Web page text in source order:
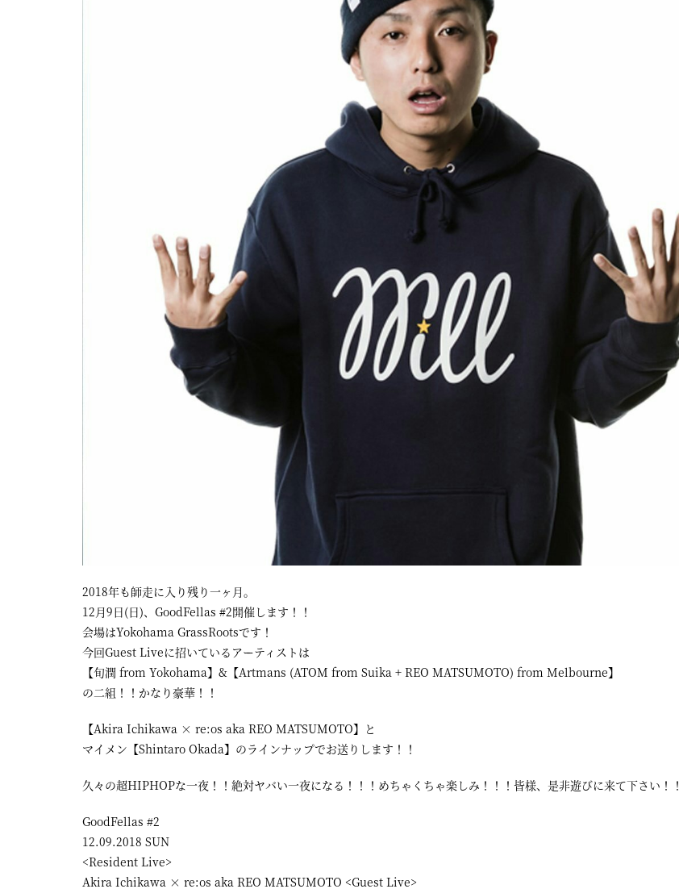
2018年も師走に入り残り一ヶ月。
12月9日(日)、GoodFellas #2開催します！！
会場はYokohama GrassRootsです！
今回Guest Liveに招いているアーティストは
【旬潤 from Yokohama】&【Artmans (ATOM from Suika + REO MATSUMOTO) from Melbourne】
の二組！！かなり豪華！！
【Akira Ichikawa × re:os aka REO MATSUMOTO】と
マイメン【Shintaro Okada】のラインナップでお送りします！！
久々の超HIPHOPな一夜！！絶対ヤバい一夜になる！！！めちゃくちゃ楽しみ！！！皆様、是非遊びに来て下さい！！
GoodFellas #2
12.09.2018 SUN
<Resident Live>
Akira Ichikawa × re:os aka REO MATSUMOTO <Guest Live>